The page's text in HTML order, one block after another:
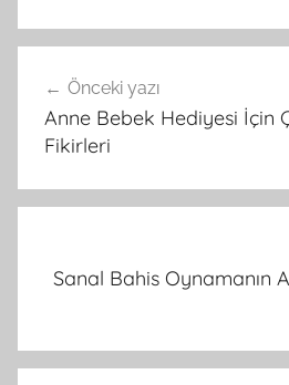
gezinmesi
Önceki yazı
Anne Bebek Hediyesi İçin
Fikirleri
Sanal Bahis Oynamanın